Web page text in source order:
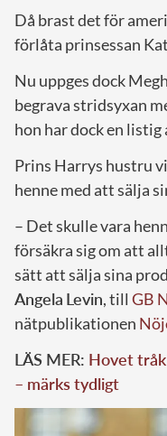
Då brast det för
förlåta prinsessan
Nu uppges dock
begrava stridsyxan
hon har dock en
Prins Harrys hustru
henne med att sälja
– Det skulle vara
försäkra sig om att
sätt att sälja sina
Angela Levin, till GB
nätpublikationen
LÄS MER: Hovet
– märks tydligt